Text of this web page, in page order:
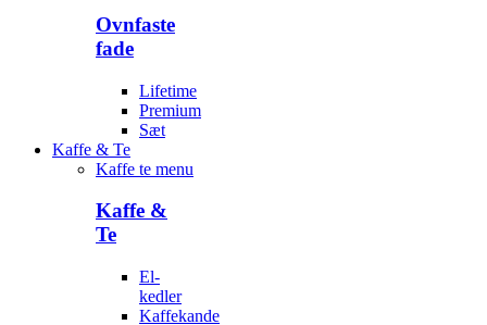
Ovnfaste
fade
Lifetime
Premium
Sæt
Kaffe & Te
Kaffe te menu
Kaffe &
Te
El-
kedler
Kaffekande